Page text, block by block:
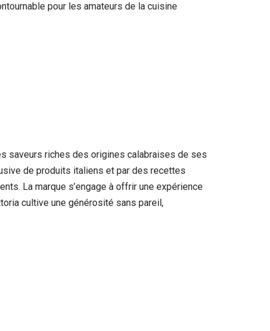
pour les amateurs de la cuisine
saveurs riches des origines calabraises de ses
de produits italiens et par des recettes
La marque s’engage à offrir une expérience
cultive une générosité sans pareil,